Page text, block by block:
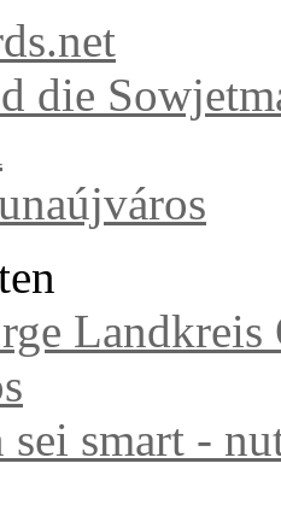
die
Landkreis
smart -